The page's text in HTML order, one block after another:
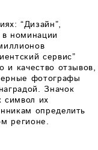
“Дизайн”,
номинации
сервис”
и качество отзывов,
фотографы
Значок
символ их
определить
регионе.